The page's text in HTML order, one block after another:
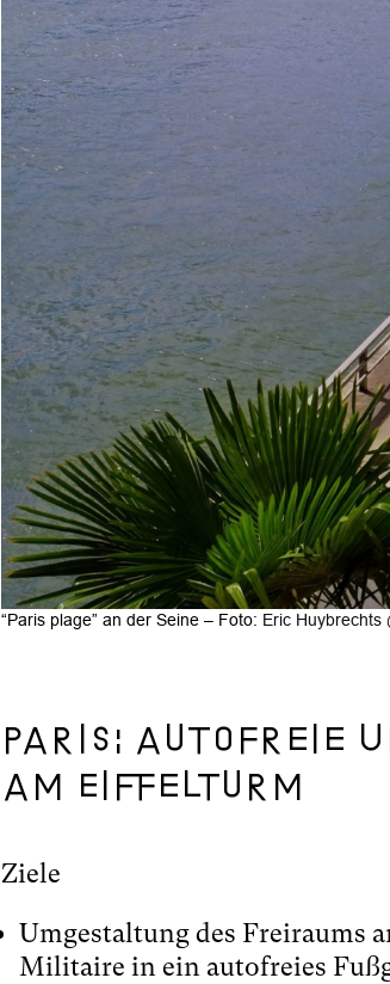
“Paris plage” an der Seine – Foto: Eric Huybrechts
Paris: autofreie
am Eiffelturm
Ziele
Umgestaltung des Freiraums
Militaire in ein autofreies